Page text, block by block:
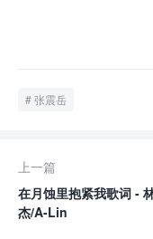
张震岳
上一篇
在月蚀里抱紧我歌词 -
杰/A-Lin